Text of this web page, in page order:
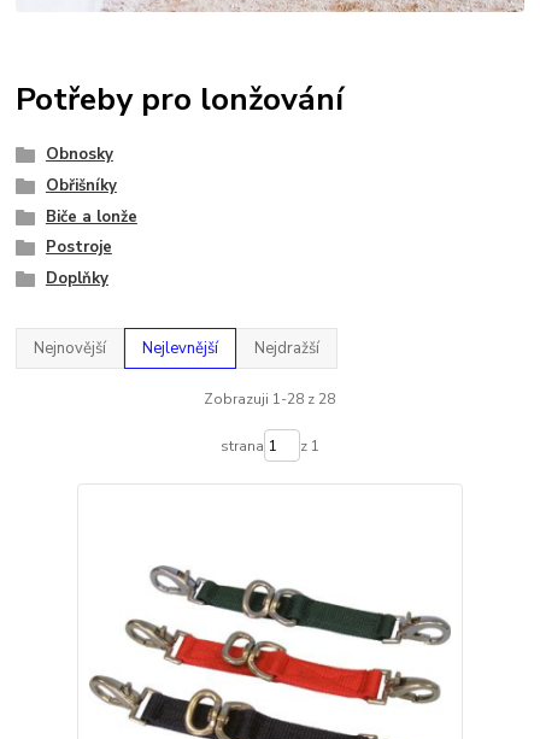
Potřeby pro lonžování
Obnosky
Obřišníky
Biče a lonže
Postroje
Doplňky
Nejnovější Nejlevnější Nejdražší
Zobrazuji 1-28 z 28
strana z 1